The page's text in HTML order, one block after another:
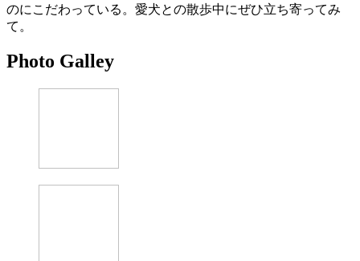
のにこだわっている。愛犬との散歩中にぜひ立ち寄ってみ
て。
Photo Galley